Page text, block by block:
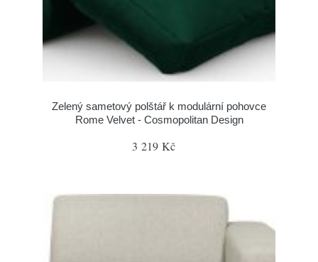
Zelený sametový polštář k modulární pohovce
Rome Velvet - Cosmopolitan Design
3 219 Kč